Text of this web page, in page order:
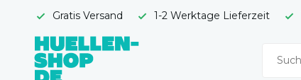
Gratis Versand 1-2 Werktage Lieferzeit